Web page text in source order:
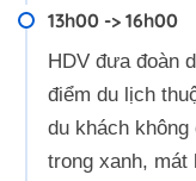
13h00 -> 16h00
HDV đưa đoàn
điểm du lịch
du khách
trong xanh, mát